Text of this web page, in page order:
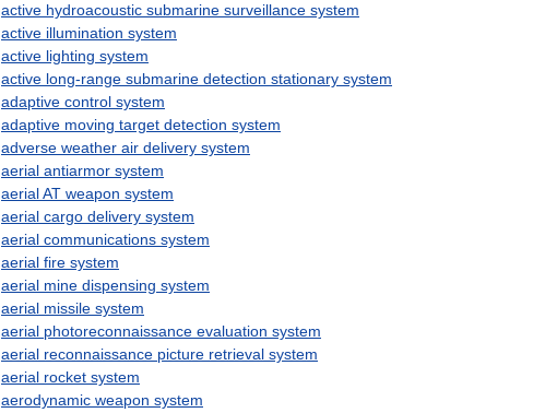
active hydroacoustic submarine surveillance system
active illumination system
active lighting system
active long-range submarine detection stationary system
adaptive control system
adaptive moving target detection system
adverse weather air delivery system
aerial antiarmor system
aerialAT weapon system
aerial cargo delivery system
aerial communications system
aerial fire system
aerial mine dispensing system
aerial missile system
aerial photoreconnaissance evaluation system
aerial reconnaissance picture retrieval system
aerial rocket system
aerodynamic weapon system